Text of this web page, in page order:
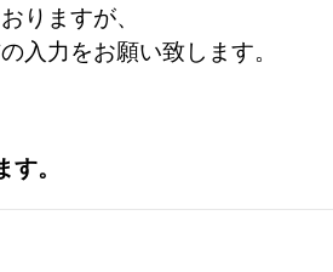
りますが、
入力をお願い致します。
。